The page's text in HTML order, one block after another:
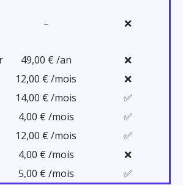
– ❌
49,00 € /an
❌
12,00 € /mois
❌
14,00 € /mois
✅
4,00 € /mois
✅
12,00 € /mois
✅
4,00 € /mois
❌
5,00 € /mois ✅